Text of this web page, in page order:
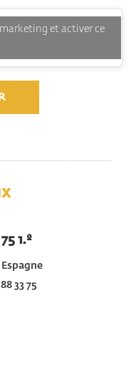
et activer ce
1.º
Espagne
33 75